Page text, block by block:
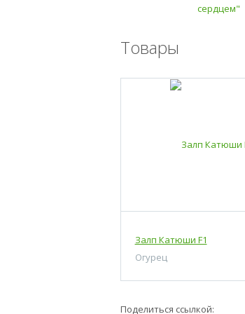
Товары
Залп Катюши F1
Огурец
Поделиться ссылкой: